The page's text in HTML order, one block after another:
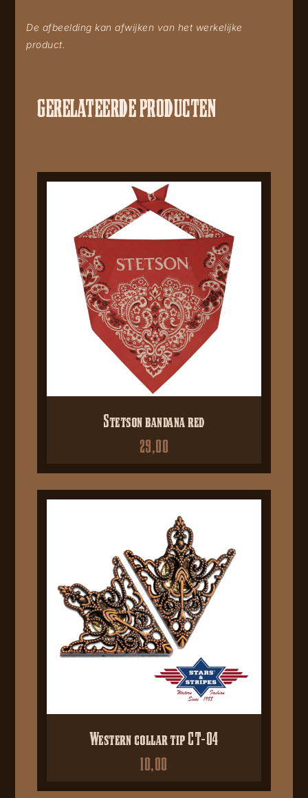
De afbeelding kan afwijken van het werkelijke
product.
GERELATEERDE PRODUCTEN
Stetson bandana red
29,00
Western collar tip CT-04
10,00